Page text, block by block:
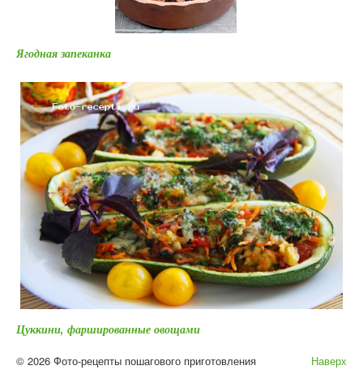
Ягодная запеканка
Цуккини, фаршированные овощами
Наверх
© 2026 Фото-рецепты пошагового приготовления